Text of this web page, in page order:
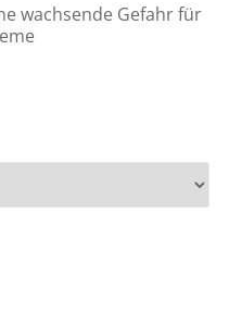
wachsende Gefahr für